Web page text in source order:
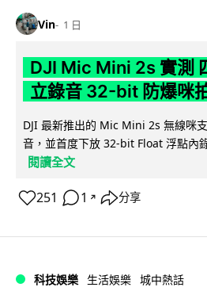
Vin 1 日
DJI Mic Mini 2s 實測
立錄音 32-bit 防爆咪
DJI 最新推出的 Mic Mini 2s 無線咪
音，並首度下放 32-bit Float 浮點內
閱讀全文
251 1 ↗ 分享
科技娛樂 生活娛樂 城中熱話